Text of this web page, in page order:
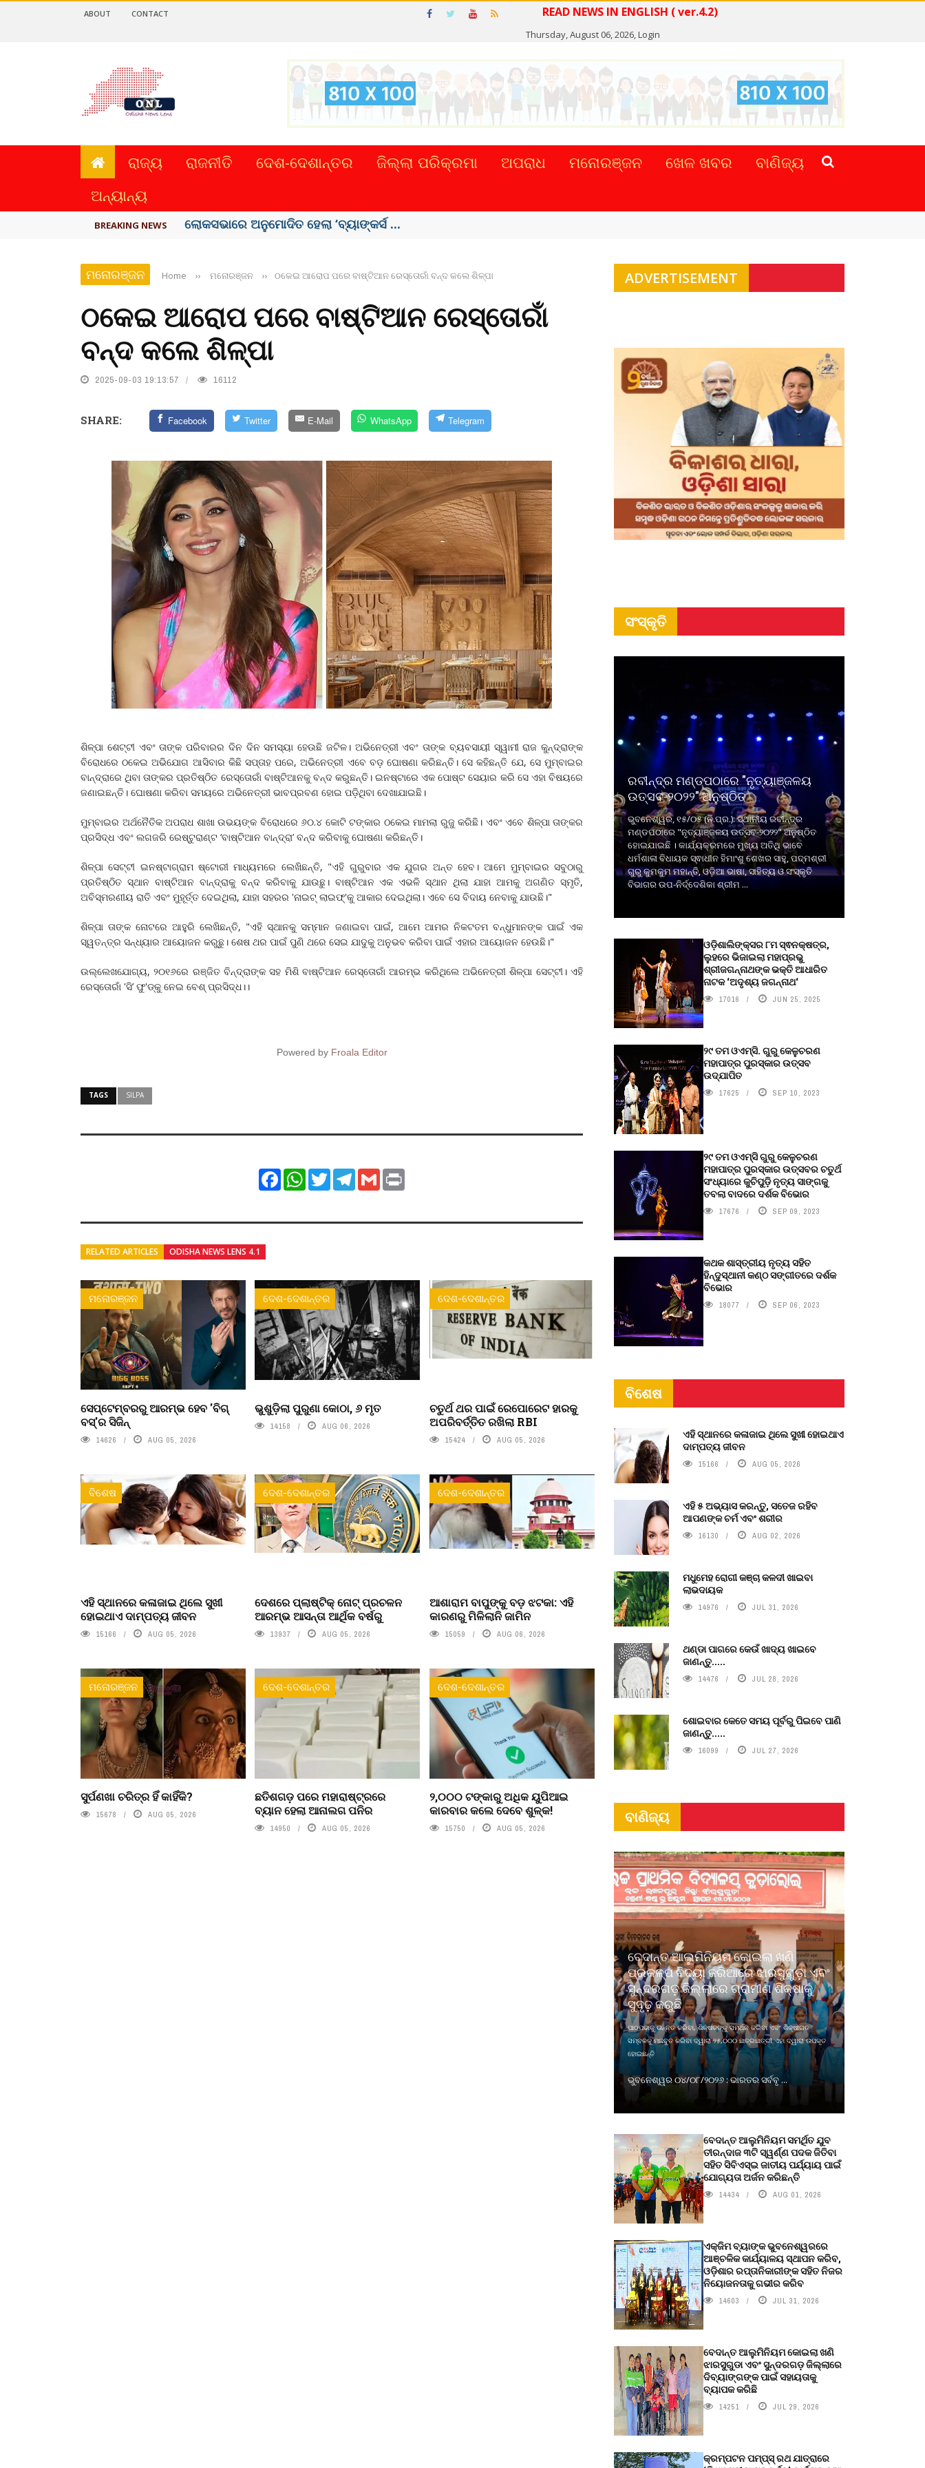
READ NEWS IN ENGLISH ( ver.4.2)
Thursday, August 06, 2026,Login
ABOUT CONTACT
ରାଜ୍ୟ ରାଜନୀତି ଦେଶ-ଦେଶାନ୍ତର ଜିଲ୍ଲା ପରିକ୍ରମା ଅପରାଧ ମନୋରଞ୍ଜନ ଖେଳ ଖବର
ବାଣିଜ୍ୟ
ଅନ୍ୟାନ୍ୟ
BREAKING NEWS ଭୁଶୁଡ଼ିଲା ପୁରୁଣା କୋଠା, ୬ ମୃତ
ମନୋରଞ୍ଜନ Home ›› ମନୋରଞ୍ଜନ ›› ଠକେଇ ଆରୋପ ପରେ ବାଷ୍ଟିଆନ ରେସ୍ତୋରାଁ ବନ୍ଦ କଲେ ଶିଳ୍ପା
ଠକେଇ ଆରୋପ ପରେ ବାଷ୍ଟିଆନ ରେସ୍ତୋରାଁ
ବନ୍ଦ କଲେ ଶିଳ୍ପା
2025-09-03 19:13:57 16112
SHARE: Facebook Twitter E-Mail WhatsApp Telegram
ଶିଳ୍ପା ଶେଟ୍ଟୀ ଏବଂ ତାଙ୍କ ପରିବାରର ଦିନ ଦିନ ସମସ୍ୟା ହେଉଛି ଜଟିଳ। ଅଭିନେତ୍ରୀ ଏବଂ ତାଙ୍କ ବ୍ୟବସାୟୀ ସ୍ୱାମୀ ରାଜ କୁନ୍ଦ୍ରାଙ୍କ
ବିରୋଧରେ ଠକେଇ ଅଭିଯୋଗ ଆସିବାର କିଛି ସପ୍ତାହ ପରେ, ଅଭିନେତ୍ରୀ ଏବେ ବଡ଼ ଘୋଷଣା କରିଛନ୍ତି। ସେ କହିଛନ୍ତି ଯେ, ସେ ମୁମ୍ବାଇର
ବାନ୍ଦ୍ରାରେ ଥିବ‌ା ତାଙ୍କର ପ୍ରତିଷ୍ଠିତ ରେସ୍ତୋରାଁ ବାଷ୍ଟିଆନକୁ ବନ୍ଦ କରୁଛନ୍ତି। ଇନଷ୍ଟାରେ ଏକ ପୋଷ୍ଟ ସେୟାର କରି ସେ ଏହା ବିଷୟରେ
ଜଣାଇଛନ୍ତି। ଘୋଷଣା କରିବା ସମୟରେ ଅଭିନେତ୍ରୀ ଭାବପ୍ରବଣ ହୋଇ ପଡ଼ିଥିବା ଦେଖାଯାଇଛି।
ମୁମ୍ବାଇର ଅର୍ଥନୈତିକ ଅପରାଧ ଶାଖା ଉଭୟଙ୍କ ବିରୋଧରେ ୬୦.୪ କୋଟି ଟଙ୍କାର ଠକେଇ ମାମଲା ରୁଜୁ କରିଛି। ଏବଂ ଏବେ ଶିଳ୍ପା ତାଙ୍କର
ପ୍ରସିଦ୍ଧ ଏବଂ ଲଗଜରି ରେଷ୍ଟୁରାଣ୍ଟ ‘ବାଷ୍ଟିଆନ ବାନ୍ଦ୍ରା’ ବନ୍ଦ କରିବାକୁ ଘୋଷଣା କରିଛନ୍ତି।
ଶିଳ୍ପା ସେଟ୍ଟୀ ଇନଷ୍ଟାଗ୍ରାମ ଷ୍ଟୋରୀ ମାଧ୍ୟମରେ ଲେଖିଛନ୍ତି, "ଏହି ଗୁରୁବାର ଏକ ଯୁଗର ଅନ୍ତ ହେବ। ଆମେ ମୁମ୍ବାଇର ସବୁଠାରୁ
ପ୍ରତିଷ୍ଠିତ ସ୍ଥାନ ବାଷ୍ଟିଆନ ବାନ୍ଦ୍ରାକୁ ବନ୍ଦ କରିବାକୁ ଯାଉଛୁ। ବାଷ୍ଟିଆନ ଏକ ଏଭଳି ସ୍ଥାନ ଥିଲା ଯାହା ଆମକୁ ଅଗଣିତ ସ୍ମୃତି,
ଅବିସ୍ମରଣୀୟ ରାତି ଏବଂ ମୁହୂର୍ତ୍ତ ଦେଇଥିଲା, ଯାହା ସହରର 'ନାଇଟ୍ ଲାଇଫ୍'କୁ ଆକାର ଦେଇଥିଲା। ଏବେ ସେ ବିଦାୟ ନେବାକୁ ଯାଉଛି।"
ଶିଳ୍ପା ତାଙ୍କ ନୋଟରେ ଆହୁରି ଲେଖିଛନ୍ତି, "ଏହି ସ୍ଥାନକୁ ସମ୍ମାନ ଜଣାଇବା ପାଇଁ, ଆମେ ଆମର ନିକଟତମ ବନ୍ଧୁମାନଙ୍କ ପାଇଁ ଏକ
ସ୍ୱତନ୍ତ୍ର ସନ୍ଧ୍ୟାର ଆୟୋଜନ କରୁଛୁ। ଶେଷ ଥର ପାଇଁ ପୁଣି ଥରେ ‌‌ସେଇ ଯାଦୁକୁ ଅନୁଭବ କରିବା ପାଇଁ ଏହାର ଆୟୋଜନ ହେଉଛି।"
ଉଲ୍ଲେଖଯୋଗ୍ୟ, ୨୦୧୬ରେ ରଞ୍ଜିତ ବିନ୍ଦ୍ରାଙ୍କ ସହ ମିଶି ବାଷ୍ଟିଆନ ରେସ୍ତୋରାଁ ଆରମ୍ଭ କରିଥିଲେ ଅଭିନେତ୍ରୀ ଶିଳ୍ପା ସେଟ୍ଟୀ। ଏହି
ରେସ୍ତୋରାଁ 'ସି’ ଫୁ'ଡ୍କୁ ନେଇ ବେଶ୍ ପ୍ରସିଦ୍ଧ।।
Powered by Froala Editor
TAGS SILPA
FacebookWhatsApp
TwitterTelegram
Gmail
RELATED ARTICLES ODISHA NEWS LENS 4.1
ମନୋରଞ୍ଜନ
ସେପ୍ଟେମ୍ବରରୁ ଆରମ୍ଭ ହେବ 'ବିଗ୍
ବସ୍'ର ସିଜିନ୍
14626 AUG 05, 2026
ଦେଶ-ଦେଶାନ୍ତର
ଭୁଶୁଡ଼ିଲା ପୁରୁଣା କୋଠା, ୬ ମୃତ
14158 AUG 06, 2026
ଦେଶ-ଦେଶାନ୍ତର
ଚତୁର୍ଥ ଥର ପାଇଁ ରେପୋରେଟ ହାରକୁ
ଅପରିବର୍ତ୍ତିତ ରଖିଲା RBI
15424 AUG 05, 2026
ବିଶେଷ
ଏହି ସ୍ଥାନରେ କଳାଜାଇ ଥିଲେ ସୁଖୀ
ହୋଇଥାଏ ଦାମ୍ପତ୍ୟ ଜୀବନ
15166 AUG 05, 2026
ଦେଶ-ଦେଶାନ୍ତର
ଦେଶରେ ପ୍ଲାଷ୍ଟିକ୍ ନୋଟ୍‌ ପ୍ରଚଳନ
ଆରମ୍ଭ ଆସନ୍ତା ଆର୍ଥିକ ବର୍ଷରୁ
13937 AUG 05, 2026
ଦେଶ-ଦେଶାନ୍ତର
ଆଶାରାମ ବାପୁଙ୍କୁ ବଡ଼ ଝଟକା: ଏହି
କାରଣରୁ ମିଳିଲାନି ଜାମିନ
15059 AUG 06, 2026
ମନୋରଞ୍ଜନ
ସୁର୍ପଣଖା ଚରିତ୍ର ହିଁ କାହିଁକି?
15678 AUG 05, 2026
ଦେଶ-ଦେଶାନ୍ତର
ଛତିଶଗଡ଼ ପରେ ମହାରାଷ୍ଟ୍ରରେ
ବ୍ୟାନ ହେଲା ଆନାଲଗ ପନିର
14950 AUG 05, 2026
ଦେଶ-ଦେଶାନ୍ତର
୨,୦୦୦ ଟଙ୍କାରୁ ଅଧିକ ୟୁପିଆଇ
କାରବାର କଲେ ଦେବେ ଶୁଳ୍କ!
15750 AUG 05, 2026
ADVERTISEMENT
ସଂସ୍କୃତି
ରବୀନ୍ଦ୍ର ମଣ୍ଡପଠାରେ "ନୃତ୍ୟାଞ୍ଜଳୟ
ଉତ୍ସବ-୨୦୨୨" ଅନୁଷ୍ଠିତ
ଭୁବନେଶ୍ୱର, ୧୫/୦୫ (ନି.ପ୍ର.): ସ୍ଥାନୀୟ ରବୀନ୍ଦ୍ର
ମଣ୍ଡପଠାରେ "ନୃତ୍ୟାଞ୍ଜଳୟ ଉତ୍ସବ-୨୦୨୨" ଅନୁଷ୍ଠିତ
ହୋଇଯାଇଛି । କାର୍ଯ୍ୟକ୍ରମରେ ମୁଖ୍ୟ ଅତିଥି ଭାବେ
ଧର୍ମଶାଳା ବିଧାୟକ ସ୍ଵାଧୀନ ହିମାଂଶୁ ଶେଖର ସାହୁ, ପଦ୍ମଶ୍ରୀ
ଗୁରୁ କୁମକୁମ ମହାନ୍ତି, ଓଡ଼ିଆ ଭାଷା, ସାହିତ୍ୟ ଓ ସଂସ୍କୃତି
ବିଭାଗର ଉପ-ନିର୍ଦ୍ଦେଶିକା ଶ୍ରୀମ ...
ଓଡ଼ିଶାଲିଙ୍କ୍ସର ୮ମ ସ୍ଵନକ୍ଷତ୍ର,
ଲୁହରେ ଭିଜାଇଲା ମହାପ୍ରଭୁ
ଶ୍ରୀଜଗନ୍ନାଥଙ୍କ ଭକ୍ତି ଆଧାରିତ
ନାଟକ ‘ଅଦୃଶ୍ୟ ଜଗନ୍ନାଥ‘
17016 JUN 25, 2025
୨୯ ତମ ଓଏମ୍‌ସି. ଗୁରୁ କେଳୁଚରଣ
ମହାପାତ୍ର ପୁରସ୍କାର ଉତ୍ସବ
ଉଦ୍‍ଯାପିତ
17625 SEP 10, 2023
୨୯ ତମ ଓଏମ୍‌ସି ଗୁରୁ କେଳୁଚରଣ
ମହାପାତ୍ର ପୁରସ୍କାର ଉତ୍ସବର ଚତୁର୍ଥ
ସଂଧ୍ୟାରେ କୁଚିପୁଡ଼ି ନୃତ୍ୟ ସାଙ୍ଗକୁ
ତବଲା ବାଦରେ ଦର୍ଶକ ବିଭୋର
17676 SEP 09, 2023
କଥକ ଶାସ୍ତ୍ରୀୟ ନୃତ୍ୟ ସହିତ
ହିନ୍ଦୁସ୍ଥାନୀ କଣ୍ଠ ସଙ୍ଗୀତରେ ଦର୍ଶକ
ବିଭୋର
18077 SEP 06, 2023
ବିଶେଷ
ଏହି ସ୍ଥାନରେ କଳାଜାଇ ଥିଲେ ସୁଖୀ ହୋଇଥାଏ
ଦାମ୍ପତ୍ୟ ଜୀବନ
15166 AUG 05, 2026
ଏହି ୫ ଅଭ୍ୟାସ କରନ୍ତୁ, ସତେଜ ରହିବ
ଆପଣଙ୍କ ଚର୍ମ ଏବଂ ଶରୀର
16130 AUG 02, 2026
ମଧୁମେହ ରୋଗୀ କଞ୍ଚା କଳଦୀ ଖାଇବା
ଲାଭଦାୟକ
14976 JUL 31, 2026
ଥଣ୍ଡା ପାଗରେ କେଉଁ ଖାଦ୍ୟ ଖାଇବେ
ଜାଣନ୍ତୁ.....
14476 JUL 28, 2026
ଶୋଇବାର କେତେ ସମୟ ପୂର୍ବରୁ ପିଇବେ ପାଣି
ଜାଣନ୍ତୁ.....
16099 JUL 27, 2026
ବାଣିଜ୍ୟ
ବେଦାନ୍ତ ଆଲୁମିନିୟମ କୋଇଲା ଖଣି
ପ୍ରକଳ୍ପ ବିଦ୍ୟା ଜରିଆରେ ଝାରସୁଗୁଡ଼ା ଏବଂ
ସୁନ୍ଦରଗଡ଼ ଜିଲ୍ଲାରେ ଗ୍ରାମୀଣ ଶିକ୍ଷାକୁ
ସୁଦୃଢ଼ କରୁଛି
ପାଠପଢାକୁ ଉନ୍ନତ କରିବା, ଶିକ୍ଷକଙ୍କୁ ସମର୍ଥନ କରିବା ଏବଂ ଶିକ୍ଷାଗତ
ସମ୍ବଳକୁ ମଜବୁତ କରିବା ଦ୍ୱାରା ୨୫,୦୦୦ ଛାତ୍ରଛାତ୍ରୀ ଏହା ଦ୍ୱାରା ଉପକୃତ
ହୋଇଛନ୍ତି
ଭୁବନେଶ୍ୱର ୦୪/୦୮/୨୦୨୬ : ଭାରତର ସର୍ବବୃ ...
ବେଦାନ୍ତ ଆଲୁମିନିୟମ ସମର୍ଥିତ ଯୁବ
ତୀରନ୍ଦାଜ ୩ଟି ସ୍ୱର୍ଣ୍ଣ ପଦକ ଜିତିବା
ସହିତ ସିବିଏସ୍ଇ ଜାତୀୟ ପର୍ଯ୍ୟାୟ ପାଇଁ
ଯୋଗ୍ୟତା ଅର୍ଜନ କରିଛନ୍ତି
14434 AUG 01, 2026
ଏକ୍ଜିମ ବ୍ୟାଙ୍କ ଭୁବନେଶ୍ୱରରେ
ଆଞ୍ଚଳିକ କାର୍ଯ୍ୟାଳୟ ସ୍ଥାପନ କରିବ,
ଓଡ଼ିଶାର ରପ୍ତାନିକାରୀଙ୍କ ସହିତ ନିଜର
ନିୟୋଜନତାକୁ ଗଭୀର କରିବ
14603 JUL 31, 2026
ବେଦାନ୍ତ ଆଲୁମିନିୟମ କୋଇଲା ଖଣି
ଝାରସୁଗୁଡା ଏବଂ ସୁନ୍ଦରଗଡ଼ ଜିଲ୍ଲାରେ
ଦିବ୍ୟାଙ୍ଗଙ୍କ ପାଇଁ ସହାୟତାକୁ
ବ୍ୟାପକ କରିଛି
14251 JUL 29, 2026
କ୍ରମ୍ପଟନ ପମ୍ପ୍‌ସ୍‌ ରଥ ଯାତ୍ରାରେ